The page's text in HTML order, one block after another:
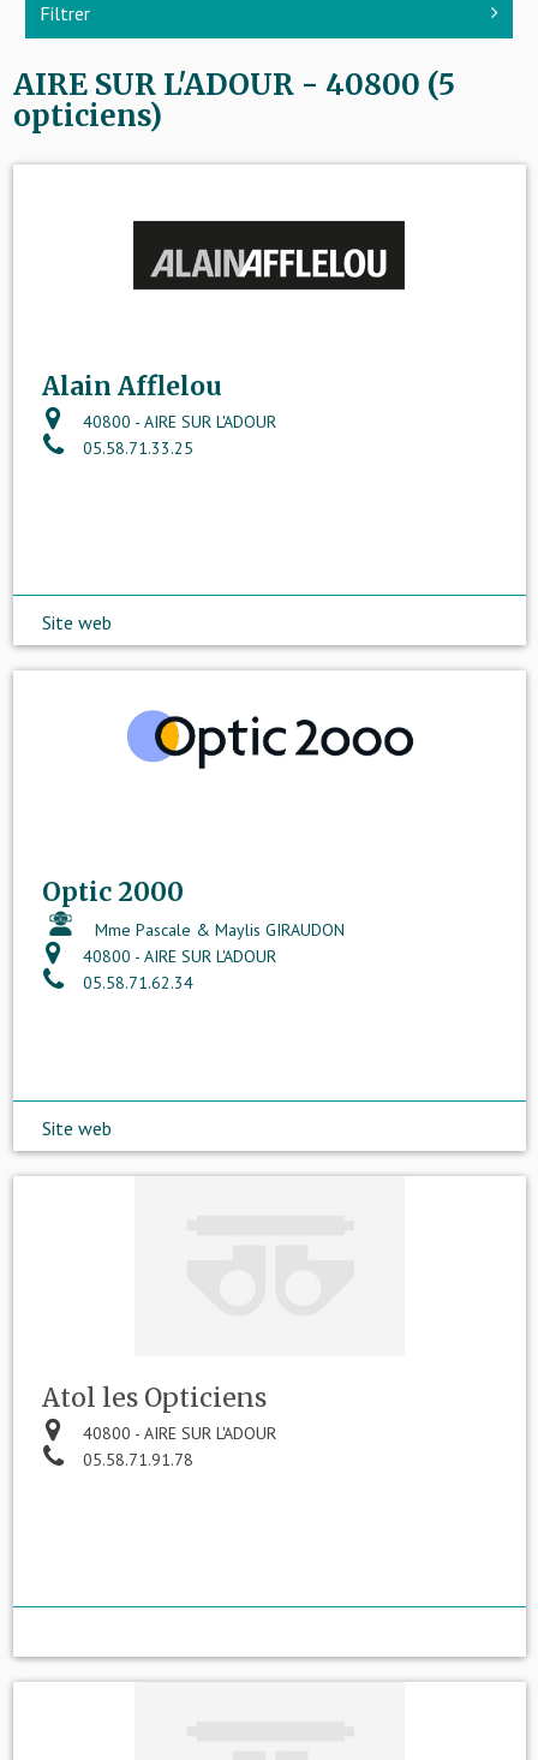
Filtrer
AIRE SUR L'ADOUR - 40800 (5
opticiens)
Alain Afflelou
40800 - AIRE SUR L'ADOUR
05.58.71.33.25
Site web
Optic 2000
Mme Pascale & Maylis GIRAUDON
40800 - AIRE SUR L'ADOUR
05.58.71.62.34
Site web
Atol les Opticiens
40800 - AIRE SUR L'ADOUR
05.58.71.91.78